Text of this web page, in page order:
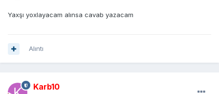
Yaxşı yoxlayacam alınsa cavab yazacam
Alıntı
Karb10